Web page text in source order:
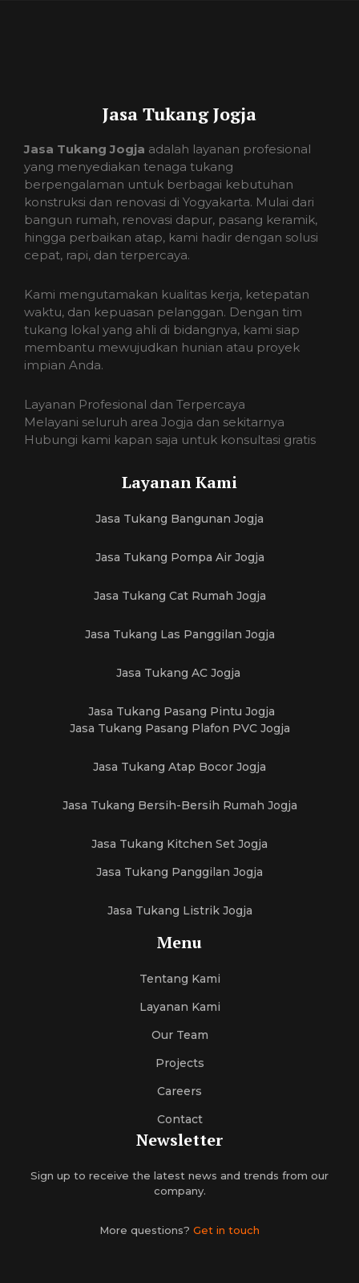
Jasa Tukang Jogja
Jasa Tukang Jogja adalah layanan profesional
yang menyediakan tenaga tukang
berpengalaman untuk berbagai kebutuhan
konstruksi dan renovasi di Yogyakarta. Mulai dari
bangun rumah, renovasi dapur, pasang keramik,
hingga perbaikan atap, kami hadir dengan solusi
cepat, rapi, dan terpercaya.
Kami mengutamakan kualitas kerja, ketepatan
waktu, dan kepuasan pelanggan. Dengan tim
tukang lokal yang ahli di bidangnya, kami siap
membantu mewujudkan hunian atau proyek
impian Anda.
Layanan Profesional dan Terpercaya
Melayani seluruh area Jogja dan sekitarnya
Hubungi kami kapan saja untuk konsultasi gratis
Layanan Kami
Jasa Tukang Bangunan Jogja
Jasa Tukang Pompa Air Jogja
Jasa Tukang Cat Rumah Jogja
Jasa Tukang Las Panggilan Jogja
Jasa Tukang AC Jogja
Jasa Tukang Pasang Pintu Jogja
Jasa Tukang Pasang Plafon PVC Jogja
Jasa Tukang Atap Bocor Jogja
Jasa Tukang Bersih-Bersih Rumah Jogja
Jasa Tukang Kitchen Set Jogja
Jasa Tukang Panggilan Jogja
Jasa Tukang Listrik Jogja
Menu
Tentang Kami
Layanan Kami
Our Team
Projects
Careers
Contact
Newsletter
Sign up to receive the latest news and trends from our
company.
More questions? Get in touch